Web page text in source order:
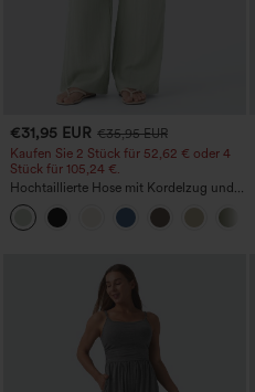
€31,95 EUR €35,95 EUR
Kaufen Sie 2 Stück für 52,62 € oder 4
Stück für 105,24 €.
Hochtaillierte Hose mit Kordelzug und
Taschen, weitem Bein, lässig und locker
in Leinenoptik